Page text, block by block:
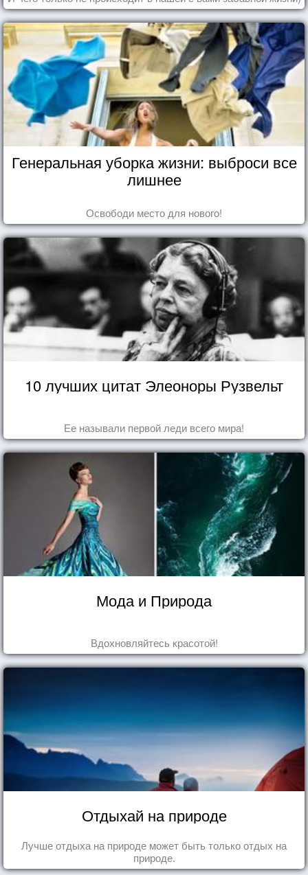
Генеральная уборка жизни: выброси все
лишнее
Освободи место для нового!
10 лучших цитат Элеоноры Рузвельт
Ее называли первой леди всего мира!
Мода и Природа
Вдохновляйтесь красотой!
Отдыхай на природе
Лучше отдыха на природе может быть только отдых на
природе.